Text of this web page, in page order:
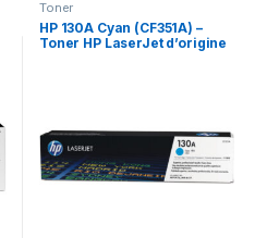
Toner
HP 130A Cyan (CF351A) –
Toner HP LaserJet d’origine